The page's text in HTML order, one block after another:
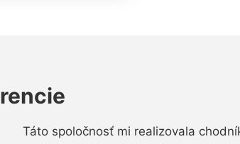
Táto spoločnosť mi realizovala